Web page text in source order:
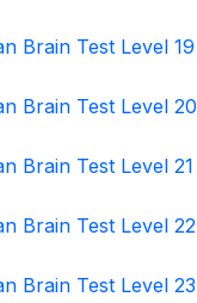
Brain Test Level 19
Brain Test Level 20
Brain Test Level 21
Brain Test Level 22
Brain Test Level 23